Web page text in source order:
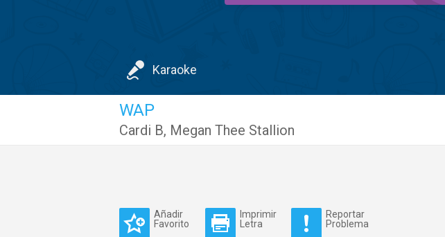
Karaoke
WAP
Cardi B, Megan Thee Stallion
Añadir
Favorito
Imprimir
Letra
Reportar
Problema